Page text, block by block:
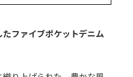
ファイブポケットデニム